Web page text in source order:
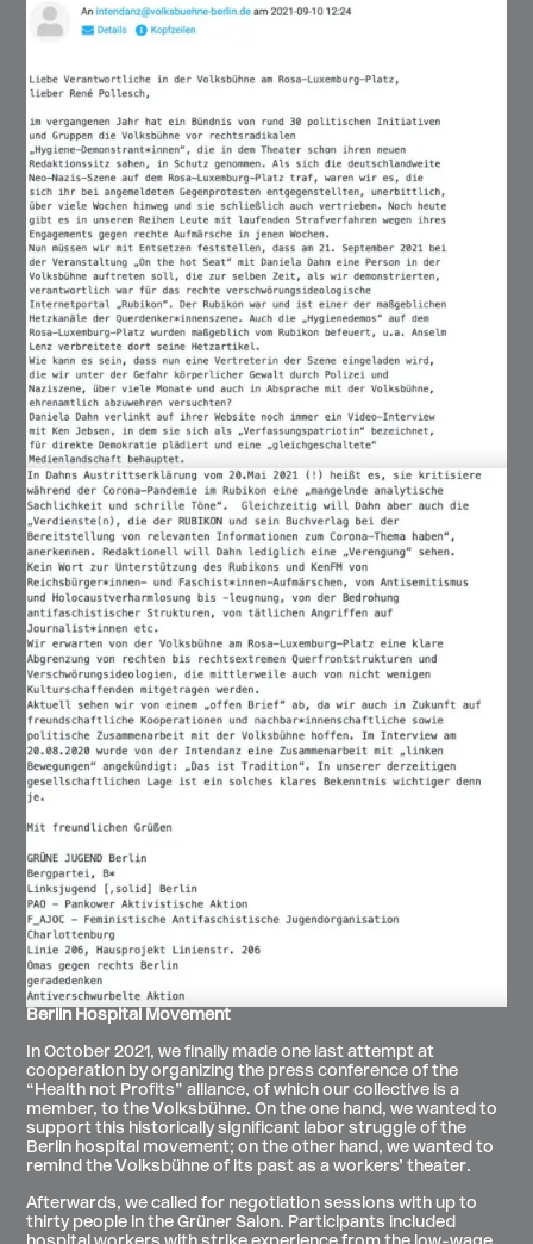
Berlin Hospital Movement
In October 2021, we finally made one last attempt at
cooperation by organizing the press conference of the
“Health not Profits” alliance, of which our collective is a
member, to the Volksbühne. On the one hand, we wanted to
support this historically significant labor struggle of the
Berlin hospital movement; on the other hand, we wanted to
remind the Volksbühne of its past as a workers’ theater.
Afterwards, we called for negotiation sessions with up to
thirty people in the Grüner Salon. Participants included